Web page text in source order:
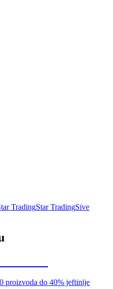
TradingStar TradingSive
proizvoda do 40% jeftinije